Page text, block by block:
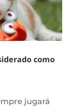
como
jugará